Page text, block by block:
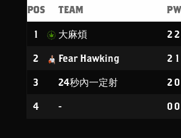
POS TEAM PW
1 大麻煩 22
2 Fear Hawking 2 1
3 24秒內一定射 20
4 - 00